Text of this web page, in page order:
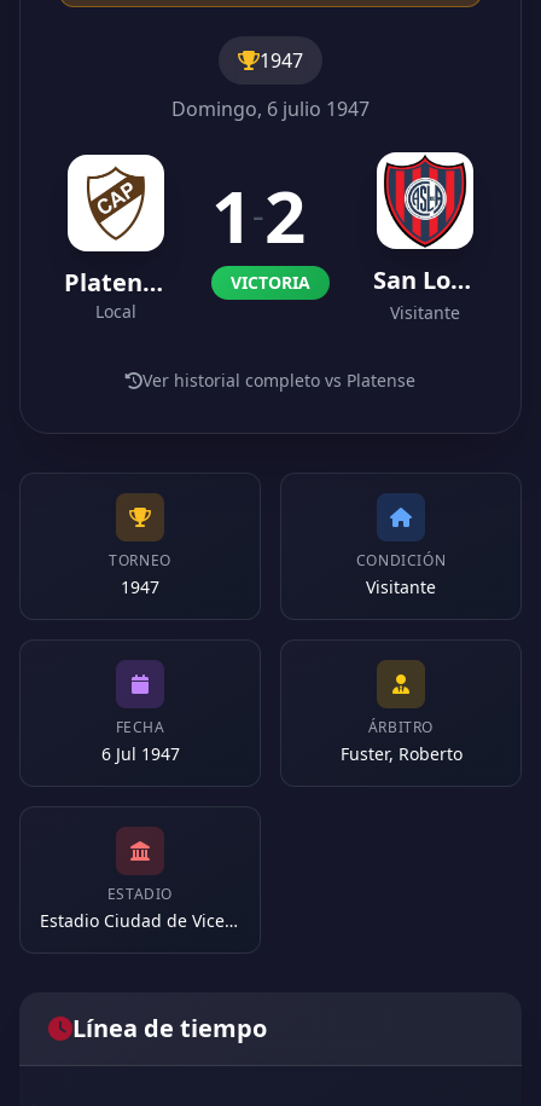
1947
Domingo, 6 julio 1947
Platense
Local
1 -2
VICTORIA San Lorenzo
Visitante
Ver historial completo vs Platense
TORNEO
1947
CONDICIÓN
Visitante
FECHA
6 Jul 1947
ÁRBITRO
Fuster, Roberto
ESTADIO
Estadio Ciudad de Vicente López (Argentina)
Línea de tiempo